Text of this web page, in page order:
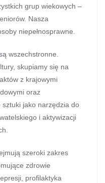
grup wiekowych –
Nasza
niepełnosprawne.
wszechstronne.
skupiamy się na
z krajowymi
oraz
sztuki jako narzędzia do
i aktywizacji
szeroki zakres
zdrowie
profilaktyka